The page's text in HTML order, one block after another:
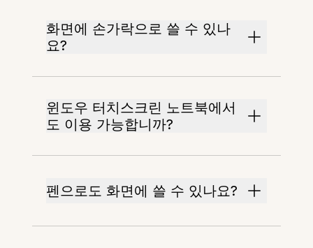
화면에 손가락으로 쓸 수 있나
요?
윈도우 터치스크린 노트북에서
도 이용 가능합니까?
펜으로도 화면에 쓸 수 있나요?